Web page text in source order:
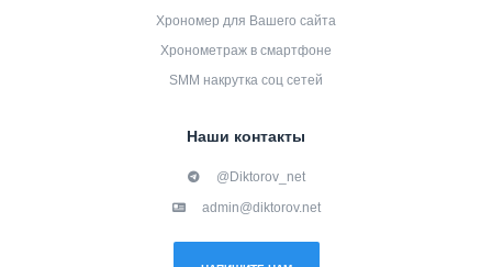
Хрономер для Вашего сайта
Хронометраж в смартфоне
SMM накрутка соц сетей
Наши контакты
@Diktorov_net
admin@diktorov.net